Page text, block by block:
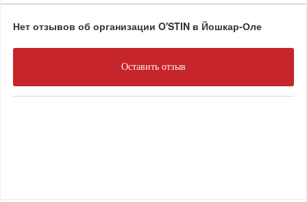
Нет отзывов об организации O'STIN в Йошкар-Оле
Оставить отзыв